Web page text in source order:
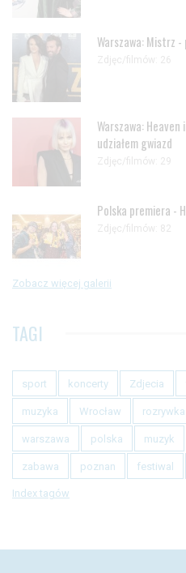
Warszawa: Mistrz
Zdjęc/filmów: 26
Warszawa:
udziałem gwiazd
Zdjęc/filmów: 29
Polska premiera -
Zdjęc/filmów: 82
Zobacz więcej galerii
TAGI
sport koncerty Zdjecia
muzyka Wrocław rozrywka
warszawa polska muzyk
zabawa poznan festiwal
Index tagów